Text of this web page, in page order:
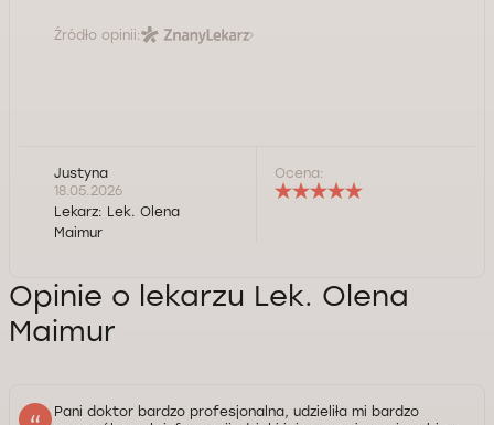
Źródło opinii:
Justyna
18.05.2026
Lekarz: Lek. Olena
Maimur
Ocena:
Opinie o lekarzu Lek. Olena
Maimur
Pani doktor bardzo profesjonalna, udzieliła mi bardzo